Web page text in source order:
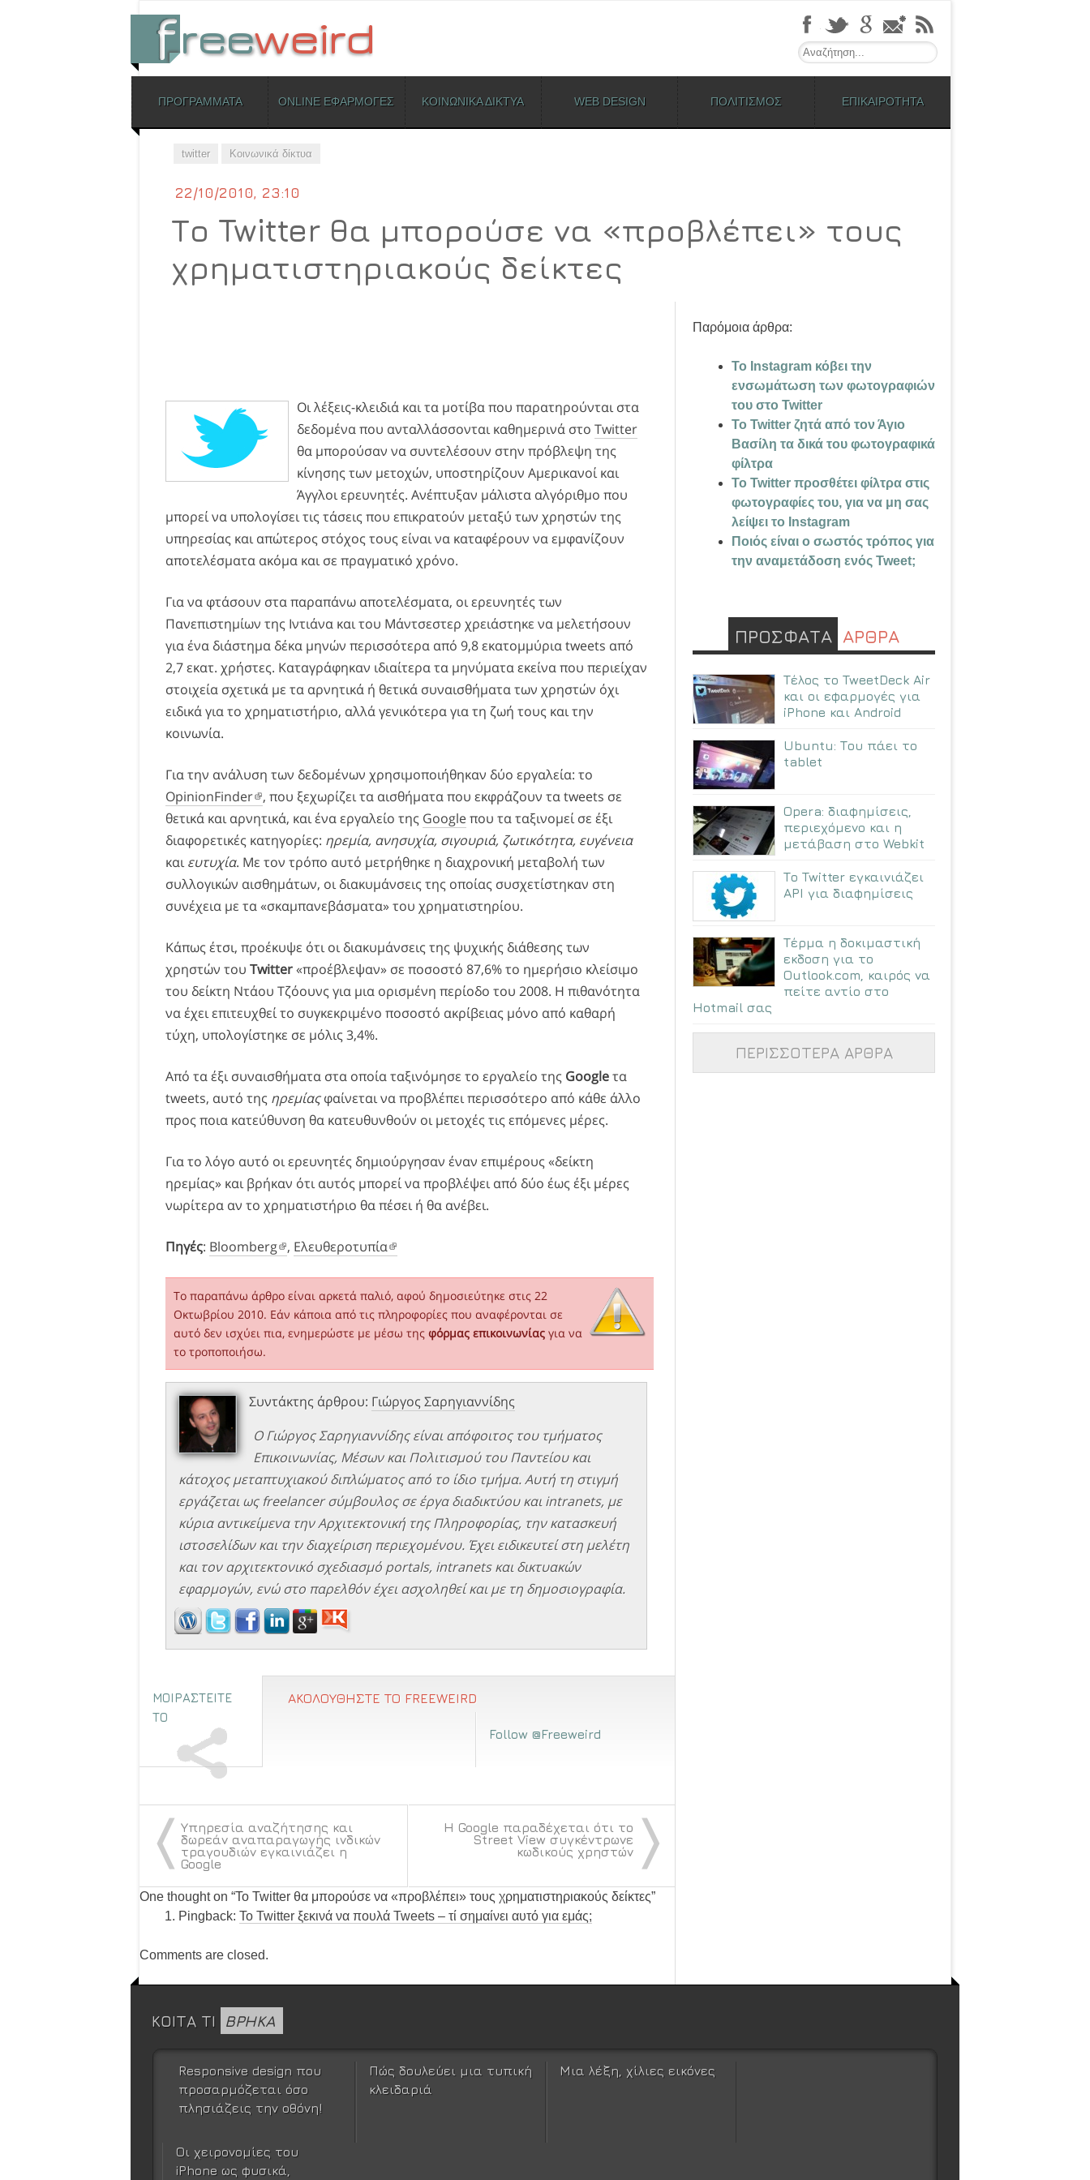
Search
Skip to content
ΠΡΟΓΡΑΜΜΑΤΑ ONLINE ΕΦΑΡΜΟΓΕΣ ΚΟΙΝΩΝΙΚΑ ΔΙΚΤΥΑ WEB DESIGN ΠΟΛΙΤΙΣΜΟΣ ΕΠΙΚΑΙΡΟΤΗΤΑ
twitter Κοινωνικά δίκτυα
22/10/2010, 23:10
Το Twitter θα μπορούσε να «προβλέπει» τους
χρηματιστηριακούς δείκτες
Οι λέξεις-κλειδιά και τα μοτίβα που παρατηρούνται στα
δεδομένα που ανταλλάσσονται καθημερινά στο Twitter
θα μπορούσαν να συντελέσουν στην πρόβλεψη της
κίνησης των μετοχών, υποστηρίζουν Αμερικανοί και
Άγγλοι ερευνητές. Ανέπτυξαν μάλιστα αλγόριθμο που
μπορεί να υπολογίσει τις τάσεις που επικρατούν μεταξύ των χρηστών της
υπηρεσίας και απώτερος στόχος τους είναι να καταφέρουν να εμφανίζουν
αποτελέσματα ακόμα και σε πραγματικό χρόνο.
Για να φτάσουν στα παραπάνω αποτελέσματα, οι ερευνητές των
Πανεπιστημίων της Ιντιάνα και του Μάντσεστερ χρειάστηκε να μελετήσουν
για ένα διάστημα δέκα μηνών περισσότερα από 9,8 εκατομμύρια tweets από
2,7 εκατ. χρήστες. Καταγράφηκαν ιδιαίτερα τα μηνύματα εκείνα που περιείχαν
στοιχεία σχετικά με τα αρνητικά ή θετικά συναισθήματα των χρηστών όχι
ειδικά για το χρηματιστήριο, αλλά γενικότερα για τη ζωή τους και την
κοινωνία.
Για την ανάλυση των δεδομένων χρησιμοποιήθηκαν δύο εργαλεία: το
OpinionFinder , που ξεχωρίζει τα αισθήματα που εκφράζουν τα tweets σε
θετικά και αρνητικά, και ένα εργαλείο της Googleπου τα ταξινομεί σε έξι
διαφορετικές κατηγορίες: ηρεμία, ανησυχία, σιγουριά, ζωτικότητα, ευγένεια
καιευτυχία. Με τον τρόπο αυτό μετρήθηκε η διαχρονική μεταβολή των
συλλογικών αισθημάτων, οι διακυμάνσεις της οποίας συσχετίστηκαν στη
συνέχεια με τα «σκαμπανεβάσματα» του χρηματιστηρίου.
Κάπως έτσι, προέκυψε ότι οι διακυμάνσεις της ψυχικής διάθεσης των
χρηστών του Twitter«προέβλεψαν» σε ποσοστό 87,6% το ημερήσιο κλείσιμο
του δείκτη Ντάου Τζόουνς για μια ορισμένη περίοδο του 2008. Η πιθανότητα
να έχει επιτευχθεί το συγκεκριμένο ποσοστό ακρίβειας μόνο από καθαρή
τύχη, υπολογίστηκε σε μόλις 3,4%.
Από τα έξι συναισθήματα στα οποία ταξινόμησε το εργαλείο της Googleτα
tweets, αυτό της ηρεμίαςφαίνεται να προβλέπει περισσότερο από κάθε άλλο
προς ποια κατεύθυνση θα κατευθυνθούν οι μετοχές τις επόμενες μέρες.
Για το λόγο αυτό οι ερευνητές δημιούργησαν έναν επιμέρους «δείκτη
ηρεμίας» και βρήκαν ότι αυτός μπορεί να προβλέψει από δύο έως έξι μέρες
νωρίτερα αν το χρηματιστήριο θα πέσει ή θα ανέβει.
Πηγές: Bloomberg , Ελευθεροτυπία
Το παραπάνω άρθρο είναι αρκετά παλιό, αφού δημοσιεύτηκε στις 22
Οκτωβρίου 2010. Εάν κάποια από τις πληροφορίες που αναφέρονται σε
αυτό δεν ισχύει πια, ενημερώστε με μέσω της φόρμας επικοινωνίας για να
το τροποποιήσω.
Συντάκτης άρθρου: Γιώργος Σαρηγιαννίδης
Ο Γιώργος Σαρηγιαννίδης είναι απόφοιτος του τμήματος
Επικοινωνίας, Μέσων και Πολιτισμού του Παντείου και
κάτοχος μεταπτυχιακού διπλώματος από το ίδιο τμήμα. Αυτή τη στιγμή
εργάζεται ως freelancer σύμβουλος σε έργα διαδικτύου και intranets, με
κύρια αντικείμενα την Αρχιτεκτονική της Πληροφορίας, την κατασκευή
ιστοσελίδων και την διαχείριση περιεχομένου. Έχει ειδικευτεί στη μελέτη
και τον αρχιτεκτονικό σχεδιασμό portals, intranets και δικτυακών
εφαρμογών, ενώ στο παρελθόν έχει ασχοληθεί και με τη δημοσιογραφία.
ΜΟΙΡΑΣΤΕΙΤΕ
ΤΟ
ΑΚΟΛΟΥΘΗΣΤΕ ΤΟ FREEWEIRD
Follow @Freeweird
〈 Υπηρεσία αναζήτησης και
δωρεάν αναπαραγωγής ινδικών
τραγουδιών εγκαινιάζει η
Google
〉
Η Google παραδέχεται ότι το
Street View συγκέντρωνε
κωδικούς χρηστών
One thought on “Το Twitter θα μπορούσε να «προβλέπει» τους χρηματιστηριακούς δείκτες”
Pingback: Το Twitter ξεκινά να πουλά Tweets – τί σημαίνει αυτό για εμάς;
Comments are closed.
Παρόμοια άρθρα:
Το Instagram κόβει την
ενσωμάτωση των φωτογραφιών
του στο Twitter
Το Twitter ζητά από τον Άγιο
Βασίλη τα δικά του φωτογραφικά
φίλτρα
Το Twitter προσθέτει φίλτρα στις
φωτογραφίες του, για να μη σας
λείψει το Instagram
Ποιός είναι ο σωστός τρόπος για
την αναμετάδοση ενός Tweet;
ΠΡΟΣΦΑΤΑ ΑΡΘΡΑ
Τέλος το TweetDeck Air
και οι εφαρμογές για
iPhone και Android
Ubuntu: Tου πάει το
tablet
Opera: διαφημίσεις,
περιεχόμενο και η
μετάβαση στο Webkit
Το Twitter εγκαινιάζει
API για διαφημίσεις
Τέρμα η δοκιμαστική
εκδοση για το
Outlook.com, καιρός να
πείτε αντίο στο
Hotmail σας
ΠΕΡΙΣΣΟΤΕΡΑ ΑΡΘΡΑ
ΚΟΙΤΑ ΤΙ ΒΡΗΚΑ
Responsive design που
προσαρμόζεται όσο
πλησιάζεις την οθόνη!
Πώς δουλεύει μια τυπική
κλειδαριά
Μια λέξη, χίλιες εικόνες
Οι χειρονομίες του
iPhone ως φυσικά,